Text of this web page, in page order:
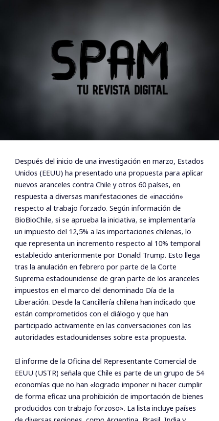
Después del inicio de una investigación en marzo, Estados
Unidos (EEUU) ha presentado una propuesta para aplicar
nuevos aranceles contra Chile y otros 60 países, en
respuesta a diversas manifestaciones de «inacción»
respecto al trabajo forzado. Según información de
BioBioChile, si se aprueba la iniciativa, se implementaría
un impuesto del 12,5% a las importaciones chilenas, lo
que representa un incremento respecto al 10% temporal
establecido anteriormente por Donald Trump. Esto llega
tras la anulación en febrero por parte de la Corte
Suprema estadounidense de gran parte de los aranceles
impuestos en el marco del denominado Día de la
Liberación. Desde la Cancillería chilena han indicado que
están comprometidos con el diálogo y que han
participado activamente en las conversaciones con las
autoridades estadounidenses sobre esta propuesta.
El informe de la Oficina del Representante Comercial de
EEUU (USTR) señala que Chile es parte de un grupo de 54
economías que no han «logrado imponer ni hacer cumplir
de forma eficaz una prohibición de importación de bienes
producidos con trabajo forzoso». La lista incluye países